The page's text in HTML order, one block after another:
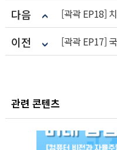
다음
이전
관련 콘텐츠